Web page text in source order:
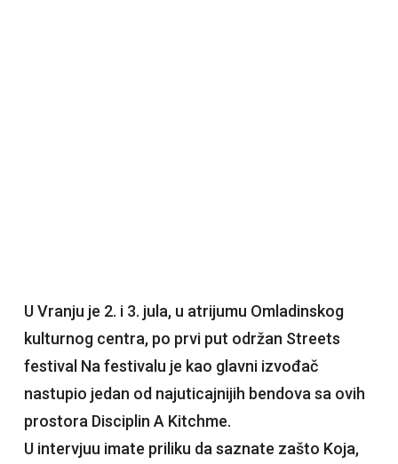
U Vranju je 2. i 3. jula, u atrijumu Omladinskog
kulturnog centra, po prvi put održan Streets
festival Na festivalu je kao glavni izvođač
nastupio jedan od najuticajnijih bendova sa ovih
prostora Disciplin A Kitchme.
U intervjuu imate priliku da saznate zašto Koja,